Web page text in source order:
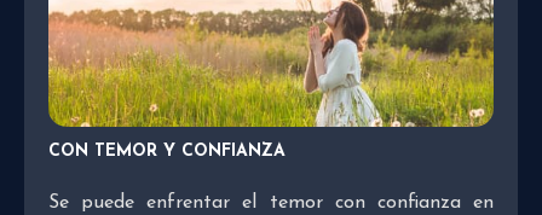
CON TEMOR Y CONFIANZA
Se puede enfrentar el temor con confianza en